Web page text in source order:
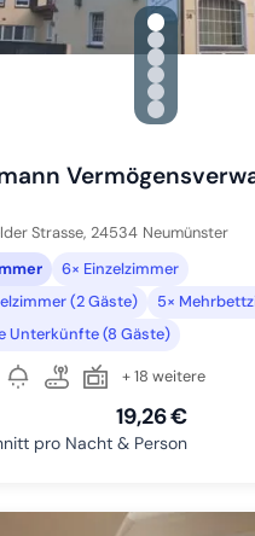
Zu Slide 1
Zu Slide 2
Zu Slide 3
Zu Slide 4
Zu Slide 5
Zu Slide 6
Strasse, 24534 Neumünster
6× Einzelzimmer
(2 Gäste)
5×
Unterkünfte (8 Gäste)
+ 18 weitere
19,26 €
pro Nacht & Person